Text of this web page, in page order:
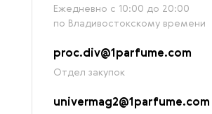
Ежедневно с 10:00 до 20:00
по Владивостокскому времени
proc.div@1parfume.com
Отдел закупок
univermag2@1parfume.com